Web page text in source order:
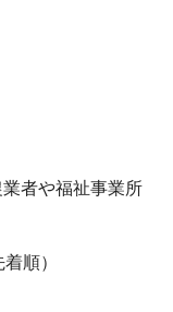
者や福祉事業所
順）